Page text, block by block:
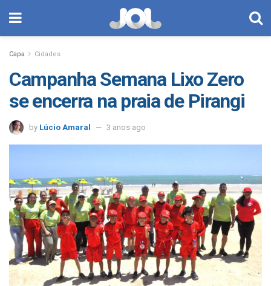
Capa Cidades
Campanha Semana Lixo Zero
se encerra na praia de Pirangi
by Lúcio Amaral 3 anos ago